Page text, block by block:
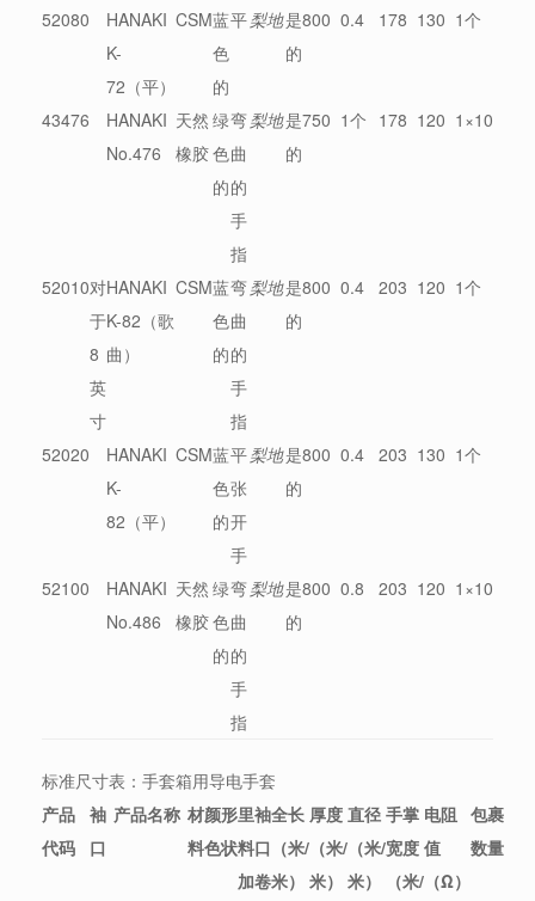
52080
HANAKI
K-
72（平）
CSM蓝
色
的
平梨地是
的
800 0.4 178 130 1个
43476
HANAKI
No.476
天然
橡胶
绿
色
的
弯
曲
的
手
指
梨地是
的
750 1个 178 120 1×10
52010对
于
8
英
寸
HANAKI
K-82（歌
曲）
CSM蓝
色
的
弯
曲
的
手
指
梨地是
的
800 0.4 203 120 1个
52020
HANAKI
K-
82（平）
CSM蓝
色
的
平
张
开
手
梨地是
的
800 0.4 203 130 1个
52100
HANAKI
No.486
天然
橡胶
绿
色
的
弯
曲
的
手
指
梨地是
的
800 0.8 203 120 1×10
标准尺寸表：手套箱用导电手套
产品
代码
袖
口
产品名称 材
料
颜
色
形
状
里
料
加
袖
口
卷
全长
（米/
米）
厚度
（米/
米）
直径
（米/
米）
手掌
宽度
（米/
电阻
值
（Ω）
包裹
数量